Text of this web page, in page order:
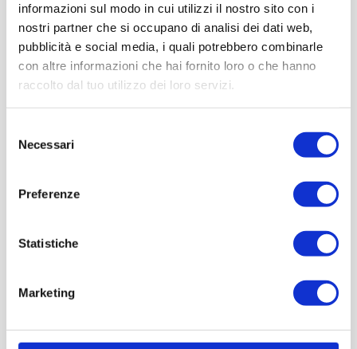
informazioni sul modo in cui utilizzi il nostro sito con i
nostri partner che si occupano di analisi dei dati web,
pubblicità e social media, i quali potrebbero combinarle
con altre informazioni che hai fornito loro o che hanno
raccolto dal tuo utilizzo dei loro servizi.
delNecessari
Preferenze
Statistiche
Marketing